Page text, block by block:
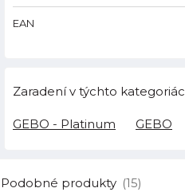
EAN
Zaradení v týchto
GEBO - Platinum GEBO
Podobné produkty (15)